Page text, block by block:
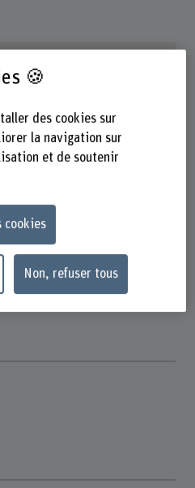
🍪
des cookies sur
la navigation sur
et de soutenir
cookies
Non, refuser tous